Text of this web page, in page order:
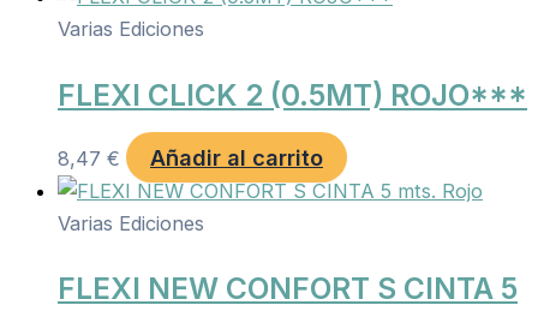
Varias Ediciones
FLEXI CLICK 2 (0.5MT) ROJO***
8,47 € Añadir al carrito
Varias Ediciones
FLEXI NEW CONFORT S CINTA 5